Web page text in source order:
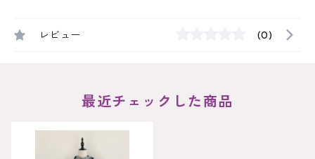
レビュー (0)
最近チェックした商品